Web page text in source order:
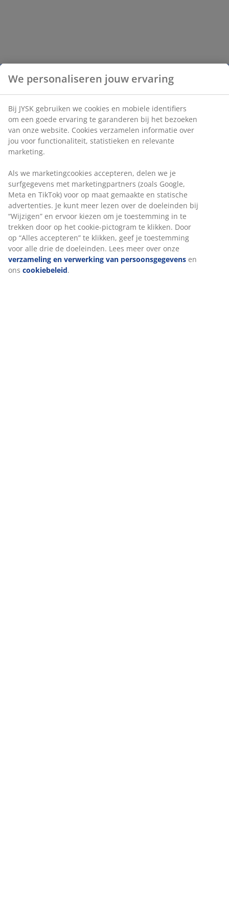
We personaliseren jouw ervaring
Bij JYSK gebruiken we cookies en mobiele identifiers
om een goede ervaring te garanderen bij het bezoeken
van onze website. Cookies verzamelen informatie over
jou voor functionaliteit, statistieken en relevante
marketing.
Als we marketingcookies accepteren, delen we je
surfgegevens met marketingpartners (zoals Google,
Meta en TikTok) voor op maat gemaakte en statische
advertenties. Je kunt meer lezen over de doeleinden bij
“Wijzigen” en ervoor kiezen om je toestemming in te
trekken door op het cookie-pictogram te klikken. Door
op “Alles accepteren” te klikken, geef je toestemming
voor alle drie de doeleinden. Lees meer over onze
verzameling en verwerking van persoonsgegevens en
ons cookiebeleid.